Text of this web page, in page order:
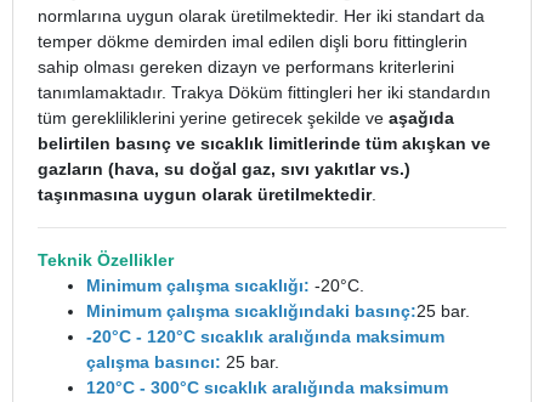
normlarına uygun olarak üretilmektedir. Her iki standart da
temper dökme demirden imal edilen dişli boru fittinglerin
sahip olması gereken dizayn ve performans kriterlerini
tanımlamaktadır. Trakya Döküm fittingleri her iki standardın
tüm gerekliliklerini yerine getirecek şekilde ve aşağıda
belirtilen basınç ve sıcaklık limitlerinde tüm akışkan ve
gazların (hava, su doğal gaz, sıvı yakıtlar vs.)
taşınmasına uygun olarak üretilmektedir.
Teknik Özellikler
Minimum çalışma sıcaklığı: -20°C.
Minimum çalışma sıcaklığındaki basınç:25 bar.
-20°C - 120°C sıcaklık aralığında maksimum
çalışma basıncı: 25 bar.
120°C - 300°C sıcaklık aralığında maksimum